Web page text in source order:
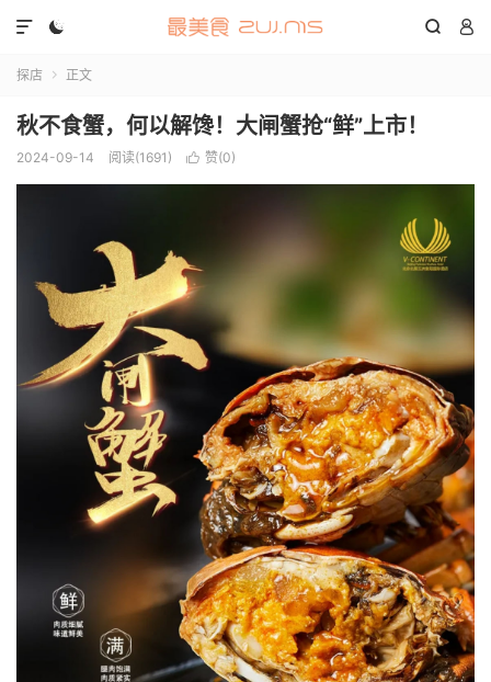
  

探店  正文
秋不食蟹，何以解馋！大闸蟹抢“鲜”上市！
2024-09-14 阅读(1691)  赞(0)